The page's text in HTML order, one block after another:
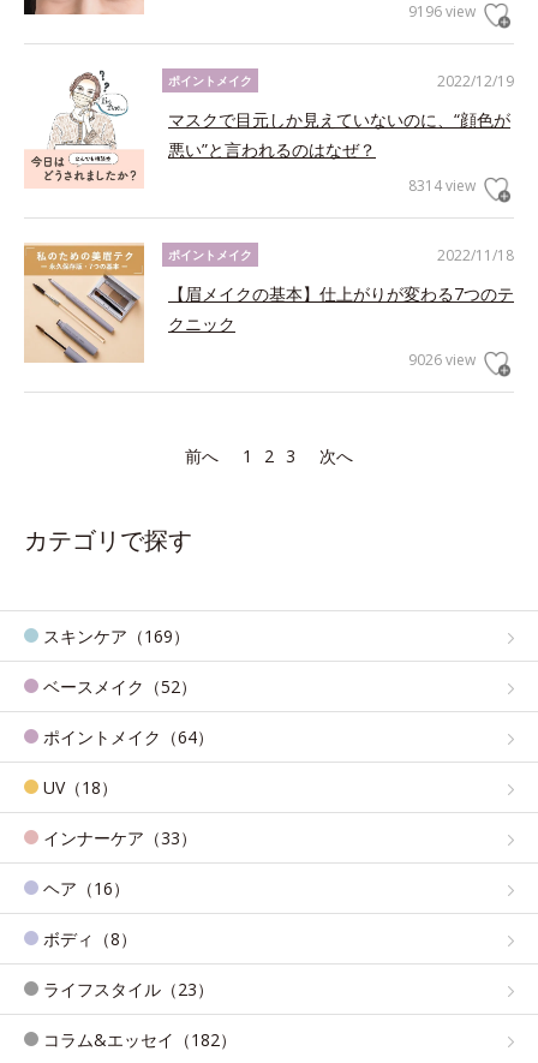
9196 view
2022/12/19
ポイントメイク
マスクで目元しか見えていないのに、“顔色が
悪い”と言われるのはなぜ？
8314 view
2022/11/18
ポイントメイク
【眉メイクの基本】仕上がりが変わる7つのテ
クニック
9026 view
前へ 1 2 3 次へ
カテゴリで探す
スキンケア（169）
ベースメイク（52）
ポイントメイク（64）
UV（18）
インナーケア（33）
ヘア（16）
ボディ（8）
ライフスタイル（23）
コラム&エッセイ（182）